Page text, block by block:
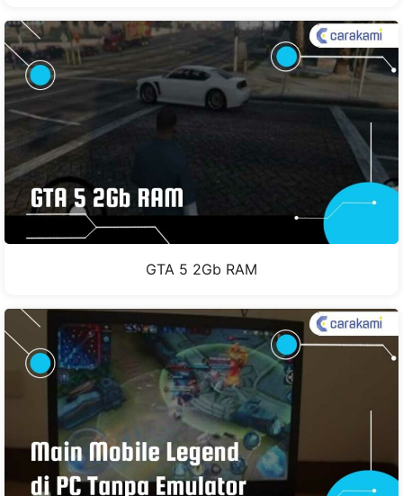
GTA 5 2Gb RAM